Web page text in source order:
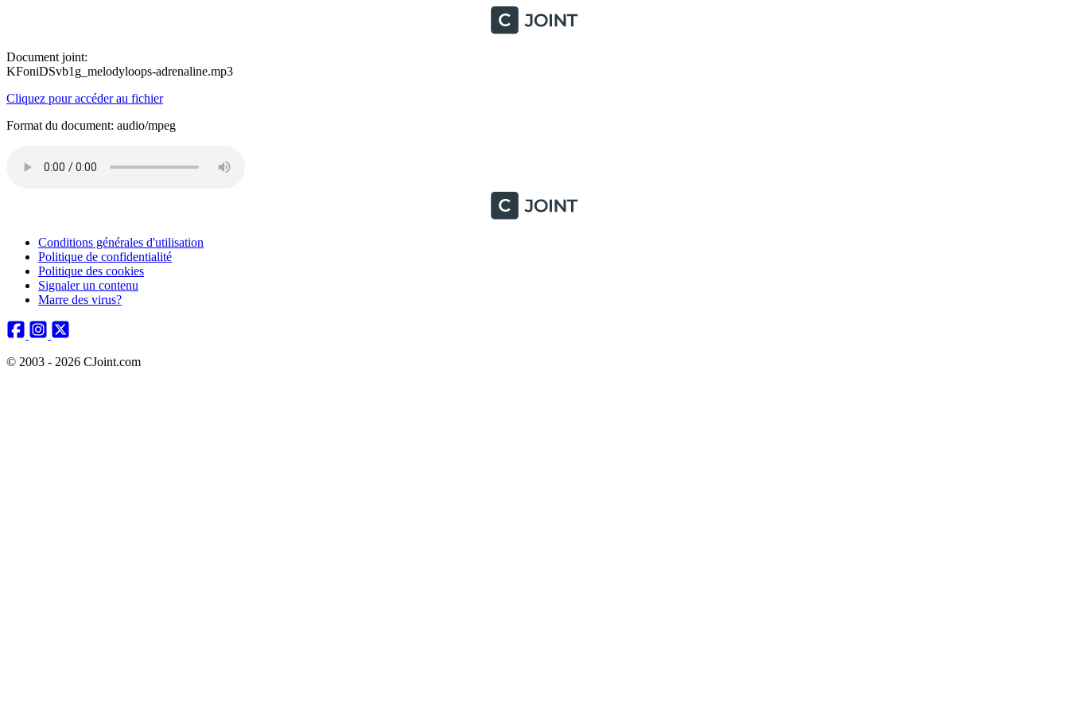
Document joint:
KFoniDSvb1g_melodyloops-adrenaline.mp3
Cliquez pour accéder au fichier
Format du document: audio/mpeg
Conditions générales d'utilisation
Politique de confidentialité
Politique des cookies
Signaler un contenu
Marre des virus?
© 2003 - 2026 CJoint.com